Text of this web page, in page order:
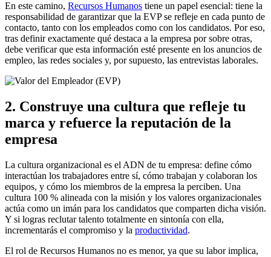
En este camino, Recursos Humanos tiene un papel esencial: tiene la
responsabilidad de garantizar que la EVP se refleje en cada punto de
contacto, tanto con los empleados como con los candidatos. Por eso,
tras definir exactamente qué destaca a la empresa por sobre otras,
debe verificar que esta información esté presente en los anuncios de
empleo, las redes sociales y, por supuesto, las entrevistas laborales.
2. Construye una cultura que refleje tu
marca y refuerce la reputación de la
empresa
La cultura organizacional es el ADN de tu empresa: define cómo
interactúan los trabajadores entre sí, cómo trabajan y colaboran los
equipos, y cómo los miembros de la empresa la perciben. Una
cultura 100 % alineada con la misión y los valores organizacionales
actúa como un imán para los candidatos que comparten dicha visión.
Y si logras reclutar talento totalmente en sintonía con ella,
incrementarás el compromiso y la productividad.
El rol de Recursos Humanos no es menor, ya que su labor implica,